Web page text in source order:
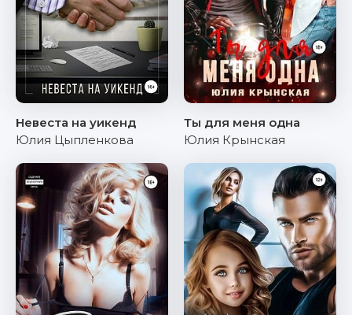
Невеста на уикенд
Юлия Цыпленкова
Ты для меня одна
Юлия Крынская